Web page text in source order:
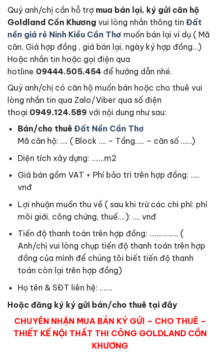
Quý anh/chị cần hỗ trợ mua bán lại, ký gửi căn hộ
Goldland Cồn Khương vui lòng nhắn thông tin Đất
nền giá rẻ Ninh Kiều Cần Thơ muốn bán lại ví dụ ( Mã
căn, Giá hợp đồng , giá bán lại, ngày ký hợp đồng…)
Hoặc nhắn tin hoặc gọi điện qua
hotline 09444.505.454 để hướng dẫn nhé.
Quý anh/chị có căn hộ muốn bán hoặc cho thuê vui
lòng nhắn tin qua Zalo/Viber qua số điện
thoại 0949.124.589 với nội dung như sau:
Bán/cho thuê Đất Nền Cần Thơ
Mã căn hộ: …. ( Block …. – Tầng….. – căn số ……)
Diện tích xây dựng: …….m2
Giá bán gồm VAT + Phí bảo trì trên hợp đồng: …..
vnđ
Lợi nhuận muốn thu về ( sau khi trừ các chi phí: phí
môi giới, công chứng, thuế….): …. vnđ
Tiến độ thanh toán trên hợp đồng: ……………. (
Anh/chị vui lòng chụp tiến độ thanh toán trên hợp
đồng của mình để chúng tôi biết tiến độ thanh
toán còn lại trên hợp đồng)
Họ tên & SĐT liên hệ: …….
Hoặc đăng ký ký gửi bán/cho thuê tại đây
CHUYÊN NHẬN MUA BÁN KÝ GỬI – CHO THUÊ –
THIẾT KẾ NỘI THẤT THI CÔNG GOLDLAND CỒN
KHƯƠNG